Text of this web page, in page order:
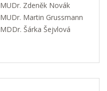
MUDr. Zdeněk Novák
MUDr. Martin Grussmann
MDDr. Šárka Šejvlová